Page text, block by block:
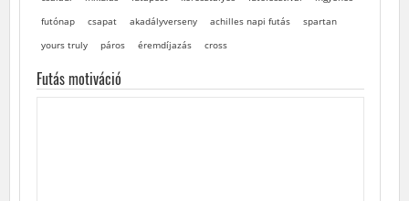
futónap
csapat akadályverseny achilles napi futás
spartan
yours truly
páros éremdíjazás cross
Futás motiváció